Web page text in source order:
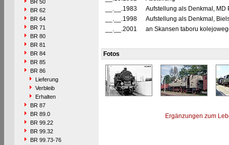
BR 50
BR 62
BR 64
BR 71
BR 80
BR 81
BR 84
BR 85
BR 86
Lieferung
Verbleib
Erhalten
BR 87
BR 89.0
BR 99.22
BR 99.32
BR 99.73-76
__.__.1983
Aufstellung als Denkmal,
__.__.1998
Aufstellung als Denkmal,
__.__.2001
an Skansen taboru
Fotos
Ergänzungen zum